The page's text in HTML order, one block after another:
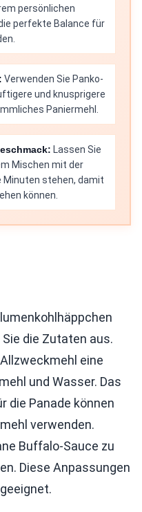
persönlichen
perfekte Balance für
Verwenden Sie Panko-
und knusprigere
Paniermehl.
Lassen Sie
Mischen mit der
Minuten stehen, damit
können.
die Zutaten aus.
eine
und Wasser. Das
die Panade können
verwenden.
Buffalo-Sauce zu
Diese Anpassungen